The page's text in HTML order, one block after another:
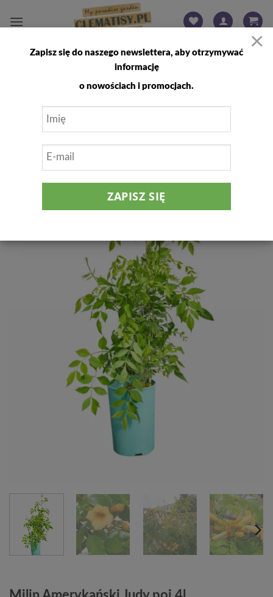
FILTRUJ
×
Zapisz się do naszego newslettera, aby otrzymywać
informację
o nowościach i promocjach.